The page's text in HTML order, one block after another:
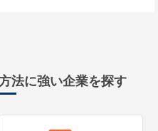
法に強い企業を探す